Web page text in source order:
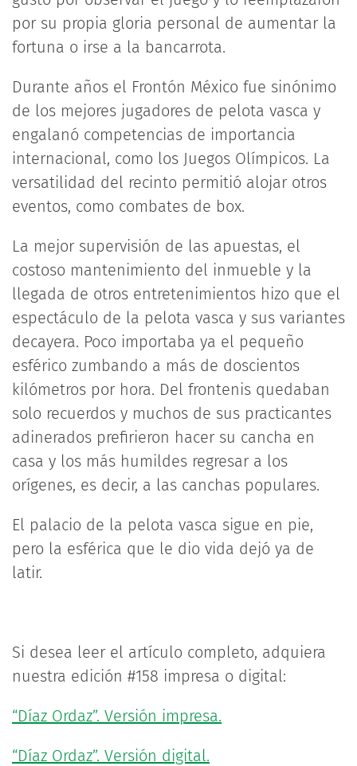
por su propia gloria personal de aumentar la
fortuna o irse a la bancarrota.
Durante años el Frontón México fue sinónimo
de los mejores jugadores de pelota vasca y
engalanó competencias de importancia
internacional, como los Juegos Olímpicos. La
versatilidad del recinto permitió alojar otros
eventos, como combates de box.
La mejor supervisión de las apuestas, el
costoso mantenimiento del inmueble y la
llegada de otros entretenimientos hizo que el
espectáculo de la pelota vasca y sus variantes
decayera. Poco importaba ya el pequeño
esférico zumbando a más de doscientos
kilómetros por hora. Del frontenis quedaban
solo recuerdos y muchos de sus practicantes
adinerados prefirieron hacer su cancha en
casa y los más humildes regresar a los
orígenes, es decir, a las canchas populares.
El palacio de la pelota vasca sigue en pie,
pero la esférica que le dio vida dejó ya de
latir.
Si desea leer el artículo completo, adquiera
nuestra edición #158 impresa o digital:
“Díaz Ordaz”. Versión impresa.
“Díaz Ordaz”. Versión digital.